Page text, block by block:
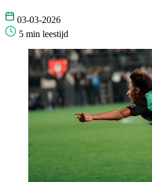
03-03-2026
5 min leestijd